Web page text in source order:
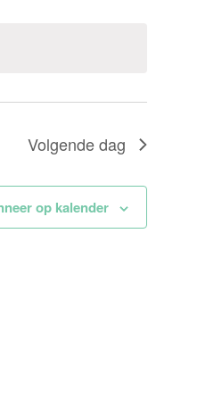
Volgende dag
op kalender